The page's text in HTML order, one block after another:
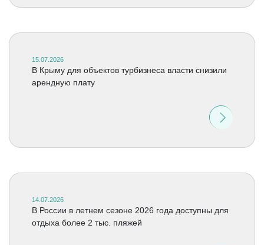
15.07.2026
В Крыму для объектов турбизнеса власти снизили
арендную плату
14.07.2026
В России в летнем сезоне 2026 года доступны для
отдыха более 2 тыс. пляжей